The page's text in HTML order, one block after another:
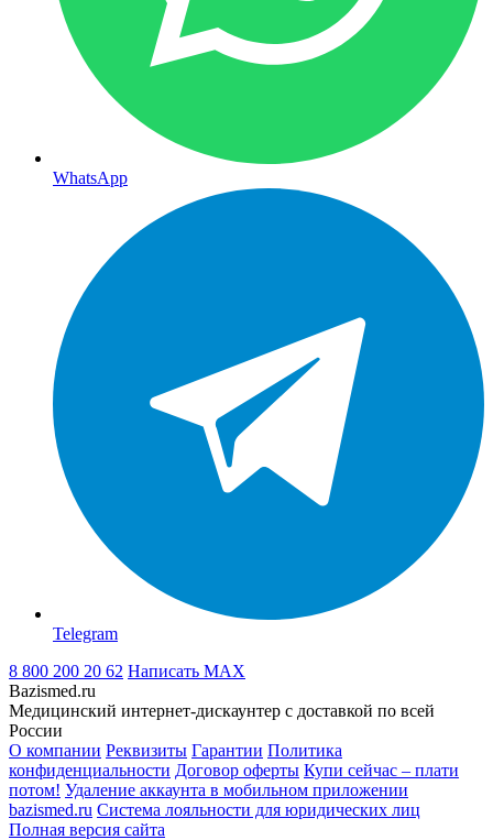
WhatsApp
Telegram
8 800 200 20 62 Написать MAX
Bazismed.ru
Медицинский интернет-дискаунтер с доставкой по всей
России
О компании Реквизиты Гарантии Политика
конфиденциальности Договор оферты Купи сейчас – плати
потом! Удаление аккаунта в мобильном приложении
bazismed.ru Система лояльности для юридических лиц
Полная версия сайта